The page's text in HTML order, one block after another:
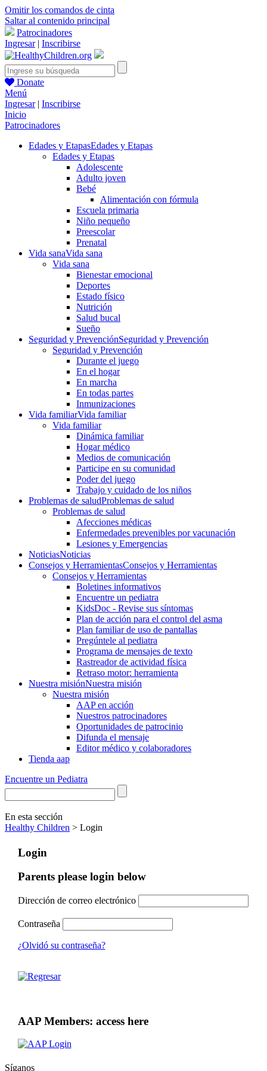
Omitir los comandos de cinta
Saltar al contenido principal
Patrocinadores
Ingresar| Inscribirse
Donate
Menú
Ingresar| Inscribirse
Inicio
Patrocinadores
Edades y EtapasEdades y Etapas
Edades y Etapas
Adolescente
Adulto joven
Bebé
Alimentación con fórmula
Escuela primaria
Niño pequeño
Preescolar
Prenatal
Vida sanaVida sana
Vida sana
Bienestar emocional
Deportes
Estado físico
Nutrición
Salud bucal
Sueño
Seguridad y PrevenciónSeguridad y Prevención
Seguridad y Prevención
Durante el juego
En el hogar
En marcha
En todas partes
Inmunizaciones
Vida familiarVida familiar
Vida familiar
Dinámica familiar
Hogar médico
Medios de comunicación
Participe en su comunidad
Poder del juego
Trabajo y cuidado de los niños
Problemas de saludProblemas de salud
Problemas de salud
Afecciones médicas
Enfermedades prevenibles por vacunación
Lesiones y Emergencias
NoticiasNoticias
Consejos y HerramientasConsejos y Herramientas
Consejos y Herramientas
Boletines informativos
Encuentre un pediatra
KidsDoc - Revise sus síntomas
Plan de acción para el control del asma
Plan familiar de uso de pantallas
Pregúntele al pediatra
Programa de mensajes de texto
Rastre​​ador de activida​d física
Retraso motor: herramienta
Nuestra misiónNuestra misión
Nuestra misión
AAP en acción
Nuestros patrocinadores
Oportunidades de patrocinio
Difunda el mensaje
Editor médico y colaboradores
Tienda aap
Encuentre un Pediatra
En esta sección
Healthy Children > Login
Login
Parents please login below
Dirección de correo electrónico
Contraseña
¿Olvidó su contraseña?
AAP Members: access here
Síganos